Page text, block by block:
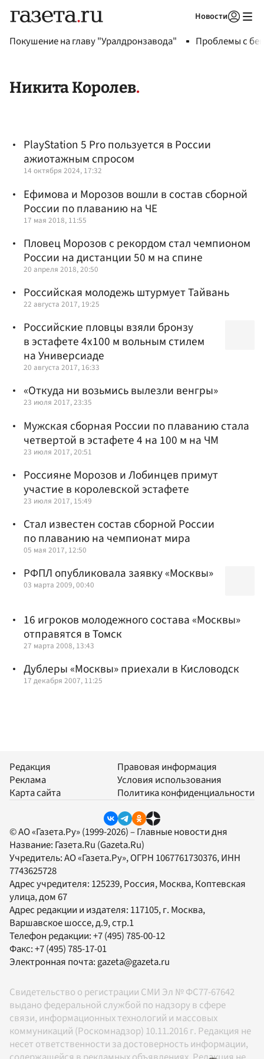
Новости
Покушение на главу "Уралдронзавода" Проблемы с
Никита Королев
PlayStation 5 Pro пользуется в России
ажиотажным спросом
14 октября 2024, 17:32
Ефимова и Морозов вошли в состав сборной
России по плаванию на ЧЕ
17 мая 2018, 11:55
Пловец Морозов с рекордом стал чемпионом
России на дистанции 50 м на спине
20 апреля 2018, 20:50
Российская молодежь штурмует Тайвань
22 августа 2017, 19:25
Российские пловцы взяли бронзу
в эстафете 4х100 м вольным стилем
на Универсиаде
20 августа 2017, 16:33
«Откуда ни возьмись вылезли венгры»
23 июля 2017, 23:35
Мужская сборная России по плаванию стала
четвертой в эстафете 4 на 100 м на ЧМ
23 июля 2017, 20:51
Россияне Морозов и Лобинцев примут
участие в королевской эстафете
23 июля 2017, 15:49
Стал известен состав сборной России
по плаванию на чемпионат мира
05 мая 2017, 12:50
РФПЛ опубликовала заявку «Москвы»
03 марта 2009, 00:40
16 игроков молодежного состава «Москвы»
отправятся в Томск
27 марта 2008, 13:43
Дублеры «Москвы» приехали в Кисловодск
17 декабря 2007, 11:25
Редакция
Реклама
Карта сайта
Правовая информация
Условия использования
Политика конфиденциальности
© АО «Газета.Ру» (1999-2026) – Главные новости дня
Название: Газета.Ru (Gazeta.Ru)
Учредитель:АО «Газета.Ру», ОГРН 1067761730376, ИНН
7743625728
Адрес учредителя: 125239, Россия, Москва, Коптевская
улица, дом 67
Адрес редакции и издателя: 117105, г. Москва,
Варшавское шоссе, д.9, стр.1
Телефон редакции:+7 (495) 785-00-12
Факс:+7 (495) 785-17-01
Электронная почта: gazeta@gazeta.ru
Свидетельство о регистрации СМИ Эл № ФС77-67642
выдано федеральной службой по надзору в сфере
связи, информационных технологий и массовых
коммуникаций (Роскомнадзор) 10.11.2016 г. Редакция не
несет ответственности за достоверность информации,